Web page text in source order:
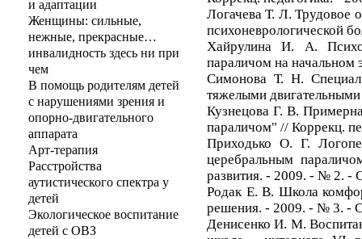
и адаптации
Женщины: сильные,
нежные, прекрасные…
инвалидность здесь ни при
чем
В помощь родителям детей
с нарушениями зрения и
опорно-двигательного
аппарата
Арт-терапия
Расстройства
аутистического спектра у
детей
Экологическое воспитание
детей с ОВЗ
Логачева Т. Л. Трудовое
психоневрологической
Хайрулина И. А.
параличом на начальном
Симонова Т. Н.
тяжелыми
Кузнецова Г. В.
параличом" // Коррекц.
Приходько О. Г.
церебральным
развития. - 2009. - № 2. -
Родак Е. В. Школа
решения. - 2009. - № 3. -
Денисенко И. М.